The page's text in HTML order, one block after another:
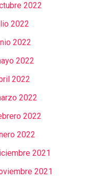
2022
2022
2022
2022
2022
2022
2022
2022
2021
2021